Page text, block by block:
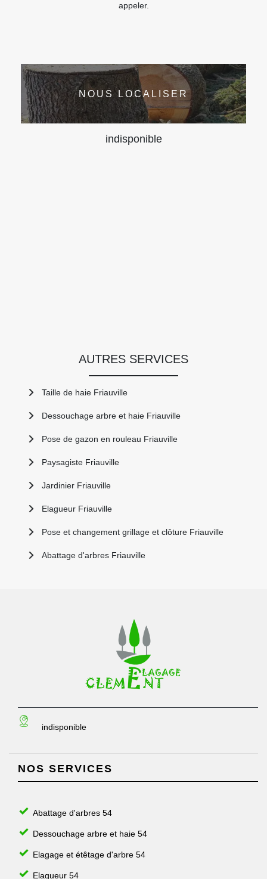
appeler.
NOUS LOCALISER
indisponible
AUTRES SERVICES
Taille de haie Friauville
Dessouchage arbre et haie Friauville
Pose de gazon en rouleau Friauville
Paysagiste Friauville
Jardinier Friauville
Elagueur Friauville
Pose et changement grillage et clôture Friauville
Abattage d'arbres Friauville
indisponible
NOS SERVICES
Abattage d'arbres 54
Dessouchage arbre et haie 54
Elagage et étêtage d'arbre 54
Elagueur 54